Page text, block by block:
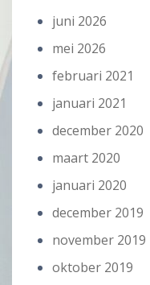
juni 2026
mei 2026
februari 2021
januari 2021
december 2020
maart 2020
januari 2020
december 2019
november 2019
oktober 2019